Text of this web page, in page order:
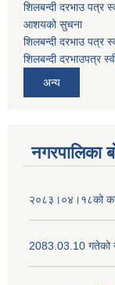
शिलबन्दी दरभाउ पत्र
आशयको सुचना
शिलबन्दी दरभाउ पत्र
शिलबन्दी दरभाउपत्र
अन्य
नगरपालिका
२०८३।०४।१८को
2083.03.10 गतेको